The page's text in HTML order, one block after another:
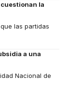
la
las partidas
a una
Nacional de